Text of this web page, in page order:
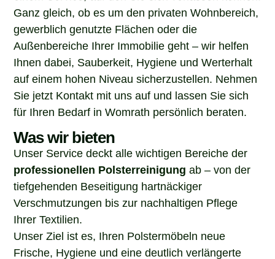
Ganz gleich, ob es um den privaten Wohnbereich,
gewerblich genutzte Flächen oder die
Außenbereiche Ihrer Immobilie geht – wir helfen
Ihnen dabei, Sauberkeit, Hygiene und Werterhalt
auf einem hohen Niveau sicherzustellen. Nehmen
Sie jetzt Kontakt mit uns auf und lassen Sie sich
für Ihren Bedarf in Womrath persönlich beraten.
Was wir bieten
Unser Service deckt alle wichtigen Bereiche der
professionellen Polsterreinigung ab – von der
tiefgehenden Beseitigung hartnäckiger
Verschmutzungen bis zur nachhaltigen Pflege
Ihrer Textilien.
Unser Ziel ist es, Ihren Polstermöbeln neue
Frische, Hygiene und eine deutlich verlängerte